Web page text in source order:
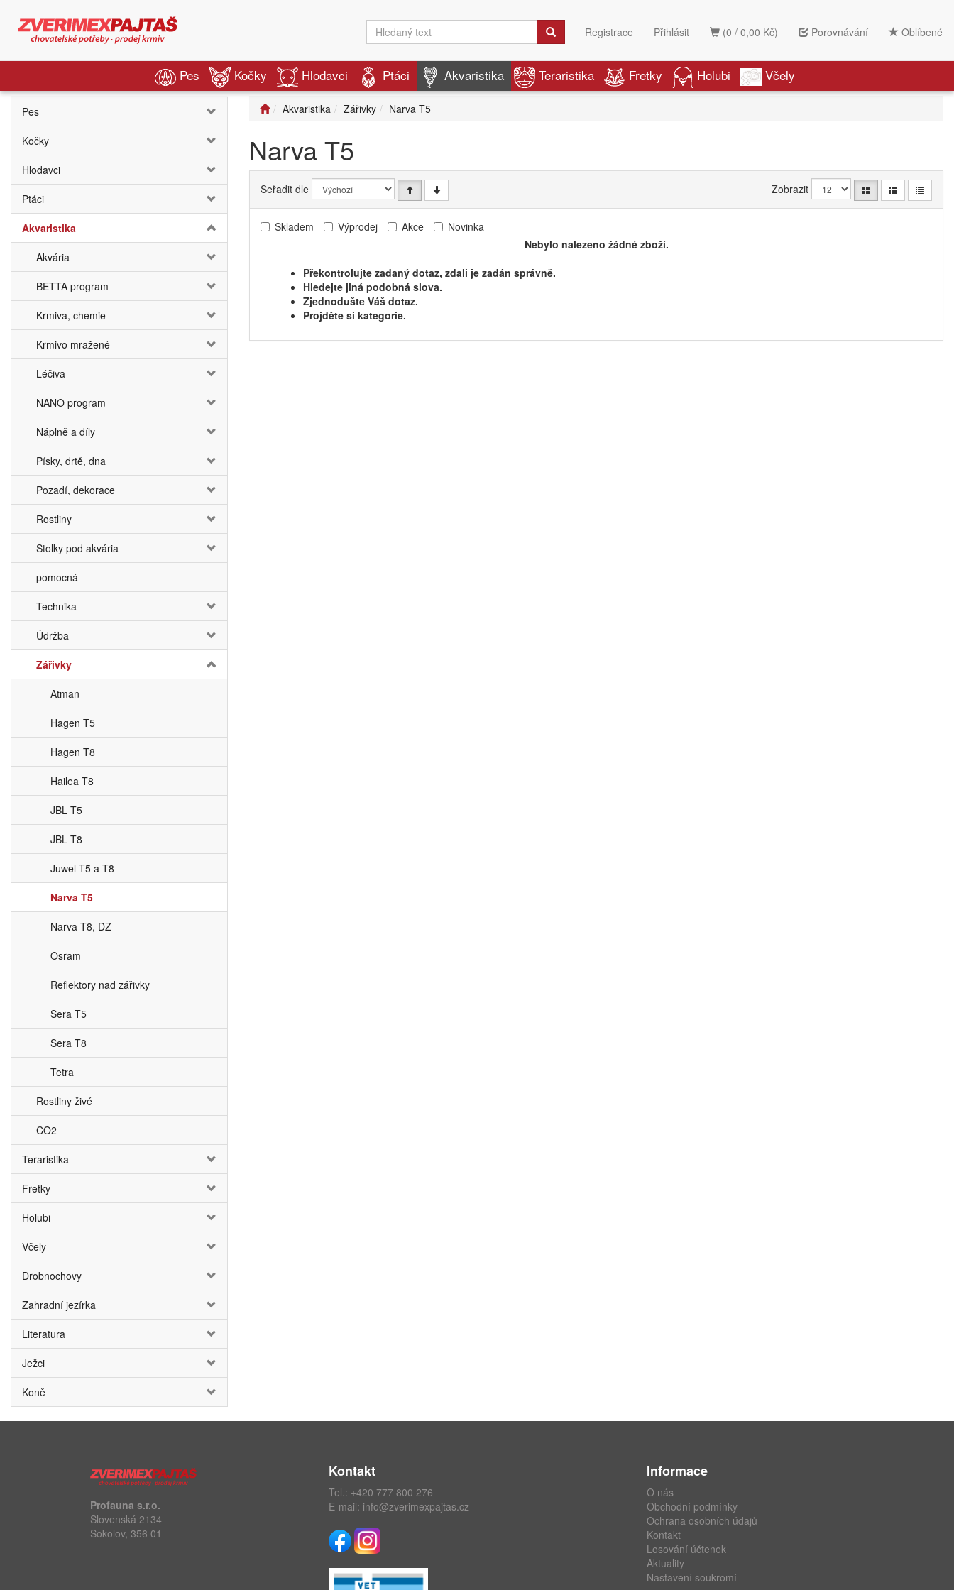
(0 / 0,00 Kč) Porovnávání Oblíbené
Registrace Přihlásit
Pes Kočky Hlodavci Ptáci Akvaristika Teraristika Fretky Holubi Včely
Pes
Kočky
Hlodavci
Ptáci
Akvaristika
Akvária
BETTA program
Krmiva, chemie
Krmivo mražené
Léčiva
NANO program
Náplně a díly
Písky, drtě, dna
Pozadí, dekorace
Rostliny
Stolky pod akvária
pomocná
Technika
Údržba
Zářivky
Atman
Hagen T5
Hagen T8
Hailea T8
JBL T5
JBL T8
Juwel T5 a T8
Narva T5
Narva T8, DZ
Osram
Reflektory nad zářivky
Sera T5
Sera T8
Tetra
Rostliny živé
CO2
Teraristika
Fretky
Holubi
Včely
Drobnochovy
Zahradní jezírka
Literatura
Ježci
Koně
Akvaristika Zářivky Narva T5
Narva T5
Seřadit dle Zobrazit
Skladem Výprodej Akce
Novinka
Nebylo nalezeno žádné zboží.
Překontrolujte zadaný dotaz, zdali je zadán správně.
Hledejte jiná podobná slova.
Zjednodušte Váš dotaz.
Projděte si kategorie.
Profauna s.r.o.
Slovenská 2134
Sokolov, 356 01
Kontakt
Tel.: +420 777 800 276
E-mail: info@zverimexpajtas.cz
Informace
O nás
Obchodní podmínky
Ochrana osobních údajů
Kontakt
Losování účtenek
Aktuality
Nastavení soukromí